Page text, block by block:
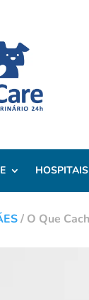
HOSPITAIS
/ O Que